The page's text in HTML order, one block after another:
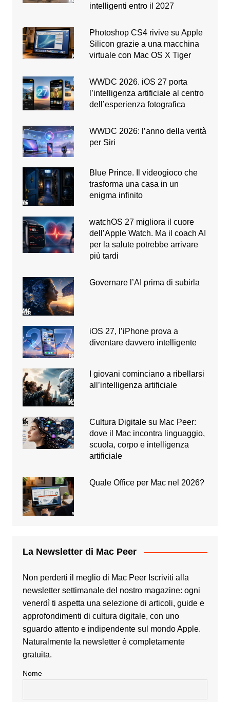
intelligenti entro il 2027
Photoshop CS4 rivive su Apple
Silicon grazie a una macchina
virtuale con Mac OS X Tiger
WWDC 2026. iOS 27 porta
l’intelligenza artificiale al centro
dell’esperienza fotografica
WWDC 2026: l’anno della verità
per Siri
Blue Prince. Il videogioco che
trasforma una casa in un
enigma infinito
watchOS 27 migliora il cuore
dell’Apple Watch. Ma il coach AI
per la salute potrebbe arrivare
più tardi
Governare l’AI prima di subirla
iOS 27, l’iPhone prova a
diventare davvero intelligente
I giovani cominciano a ribellarsi
all’intelligenza artificiale
Cultura Digitale su Mac Peer:
dove il Mac incontra linguaggio,
scuola, corpo e intelligenza
artificiale
Quale Office per Mac nel 2026?
La Newsletter di Mac Peer
Non perderti il meglio di Mac Peer Iscriviti alla
newsletter settimanale del nostro magazine: ogni
venerdì ti aspetta una selezione di articoli, guide e
approfondimenti di cultura digitale, con uno
sguardo attento e indipendente sul mondo Apple.
Naturalmente la newsletter è completamente
gratuita.
Nome